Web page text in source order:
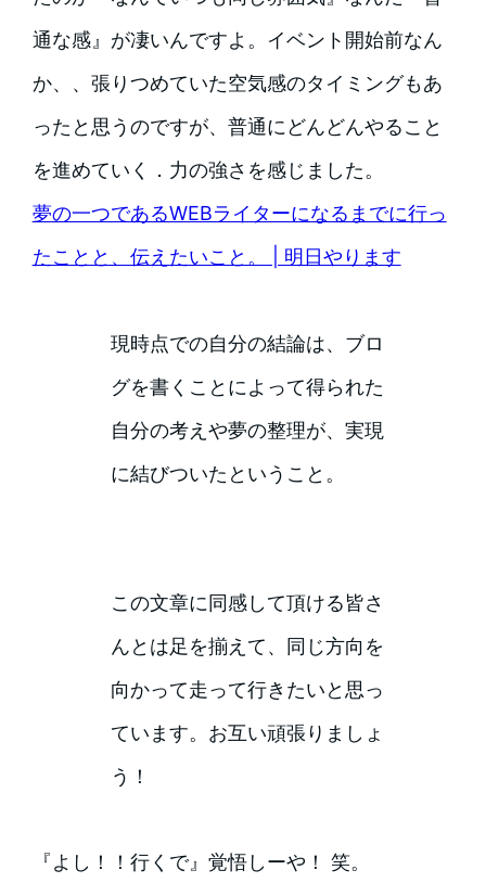
通な感』が凄いんですよ。イベント開始前なん
か、、張りつめていた空気感のタイミングもあ
ったと思うのですが、普通にどんどんやること
を進めていく．力の強さを感じました。
夢の一つであるWEBライターになるまでに行っ
たことと、伝えたいこと。 | 明日やります
現時点での自分の結論は、ブロ
グを書くことによって得られた
自分の考えや夢の整理が、実現
に結びついたということ。
この文章に同感して頂ける皆さ
んとは足を揃えて、同じ方向を
向かって走って行きたいと思っ
ています。お互い頑張りましょ
う！
『よし！！行くで』覚悟しーや！ 笑。